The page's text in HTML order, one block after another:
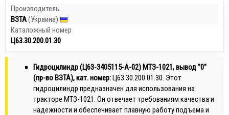
Производитель
ВЗТА(Украина)
Каталожный номер
Ц63.30.200.01.30
Гидроцилиндр (Ц63-3405115-А-02) МТЗ-1021, вывод "0"
(пр-во ВЗТА), кат. номер:Ц63.30.200.01.30. Этот
гидроцилиндр предназначен для использования на
тракторе МТЗ-1021. Он отвечает требованиям качества и
надежности и обеспечивает плавную работу подъема и